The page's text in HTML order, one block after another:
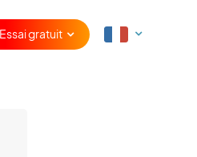
Essai gratuit